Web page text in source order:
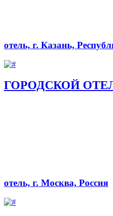
отель, г. Казань,
ГОРОДСКОЙ
отель, г. Москва, Россия